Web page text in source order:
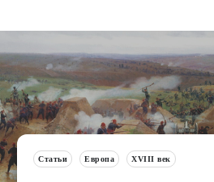
Статьи Европа XVIII век